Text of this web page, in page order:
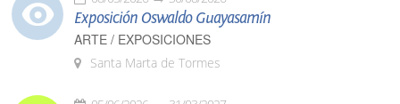
Exposición Oswaldo Guayasamín
ARTE / EXPOSICIONES
Santa Marta de Tormes